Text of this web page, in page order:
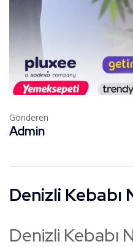
Gönderen
Admin
Denizli Kebabı
Denizli Kebabı